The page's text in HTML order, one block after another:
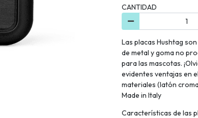
CANTIDAD
Las placas Hushtag
de metal y goma no
para las mascotas.
evidentes ventajas en
materiales (latón
Made in Italy
Características de las